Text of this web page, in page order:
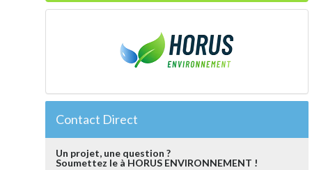
Contact Direct
Un projet, une question ?
Soumettez le à HORUS ENVIRONNEMENT !